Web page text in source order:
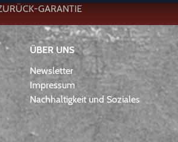
GARANTIE
ÜBER UNS
Newsletter
Impressum
Nachhaltigkeit und Soziales